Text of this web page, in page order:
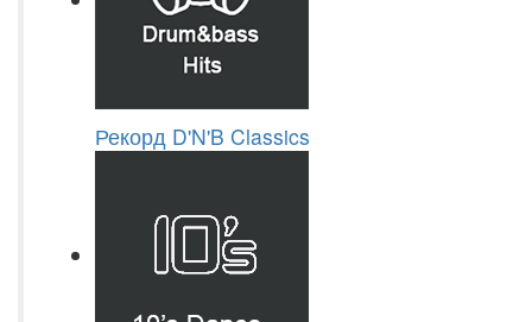
Рекорд D'N'B Classics